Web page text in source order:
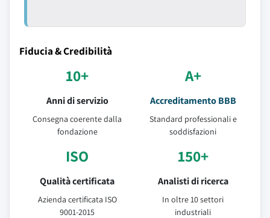
Fiducia & Credibilità
10+
Anni di servizio
Consegna coerente dalla
fondazione
A+
Accreditamento BBB
Standard professionali e
soddisfazioni
ISO
Qualità certificata
Azienda certificata ISO
9001-2015
150+
Analisti di ricerca
In oltre 10 settori
industriali